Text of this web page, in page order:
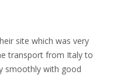
site which was very
transport from Italy to
smoothly with good